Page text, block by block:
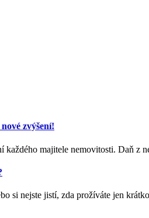
zvýšení!
každého majitele nemovitosti. Daň z
si nejste jistí, zda prožíváte jen